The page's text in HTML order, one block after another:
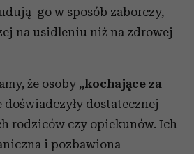
go w sposób zaborczy,
na usidleniu niż na zdrowej
że osoby „kochające za
doświadczyły dostatecznej
rodziców czy opiekunów. Ich
i pozbawiona